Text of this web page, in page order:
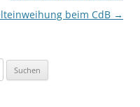
beim CdB →